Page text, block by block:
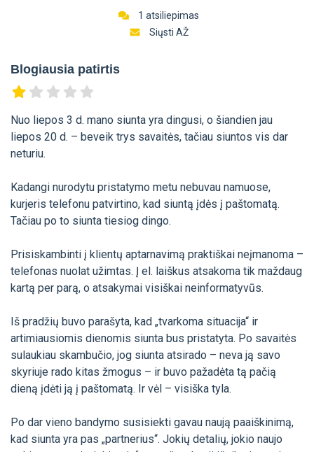
1 atsiliepimas
Siųsti AŽ
Blogiausia patirtis
Nuo liepos 3 d. mano siunta yra dingusi, o šiandien jau
liepos 20 d. – beveik trys savaitės, tačiau siuntos vis dar
neturiu.
Kadangi nurodytu pristatymo metu nebuvau namuose,
kurjeris telefonu patvirtino, kad siuntą įdės į paštomatą.
Tačiau po to siunta tiesiog dingo.
Prisiskambinti į klientų aptarnavimą praktiškai neįmanoma –
telefonas nuolat užimtas. Į el. laiškus atsakoma tik maždaug
kartą per parą, o atsakymai visiškai neinformatyvūs.
Iš pradžių buvo parašyta, kad „tvarkoma situacija“ ir
artimiausiomis dienomis siunta bus pristatyta. Po savaitės
sulaukiau skambučio, jog siunta atsirado – neva ją savo
skyriuje rado kitas žmogus – ir buvo pažadėta tą pačią
dieną įdėti ją į paštomatą. Ir vėl – visiška tyla.
Po dar vieno bandymo susisiekti gavau naują paaiškinimą,
kad siunta yra pas „partnerius“. Jokių detalių, jokio naujo